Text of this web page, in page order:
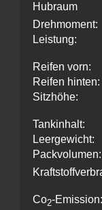
Hubraum
Drehmoment:
Leistung:
Reifen vorn:
Reifen hinten:
Sitzhöhe:
Tankinhalt:
Leergewicht:
Packvolumen:
Co2-Emission: